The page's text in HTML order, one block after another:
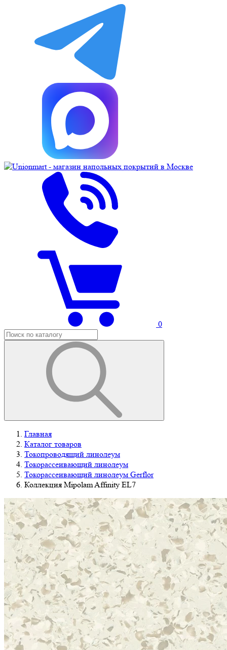
0
Главная
Каталог товаров
Токопроводящий линолеум
Токорассеивающий линолеум
Токорассеивающий линолеум Gerflor
Коллекция Mipolam Affinity EL7